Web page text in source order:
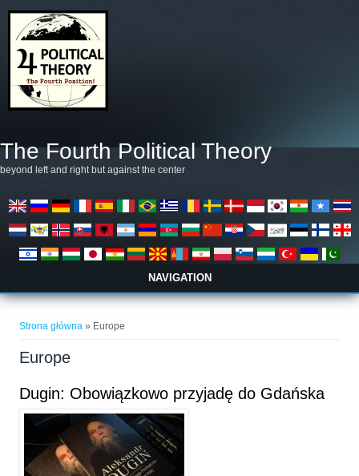
The Fourth Political Theory
beyond left and right but against the center
NAVIGATION
Strona główna » Europe
Europe
Dugin: Obowiązkowo przyjadę do Gdańska